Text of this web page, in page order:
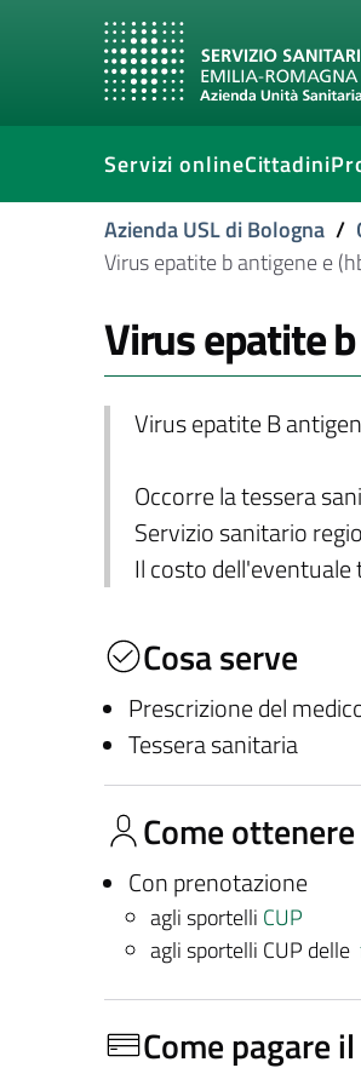
Servizi onlineCittadini
Azienda USL di Bologna /
Virus epatite b antigene e
Virus epatite
Virus epatite B
Occorre la tessera
Servizio sanitario
Il costo
Cosa serve
Prescrizione del
Tessera sanitaria
Come
Con prenotazione
agli sportelli CUP
agli sportelli CUP delle
Come pagare